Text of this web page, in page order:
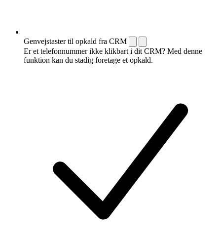
Genvejstaster til opkald fra CRM
Er et telefonnummer ikke klikbart i dit CRM? Med denne
funktion kan du stadig foretage et opkald.